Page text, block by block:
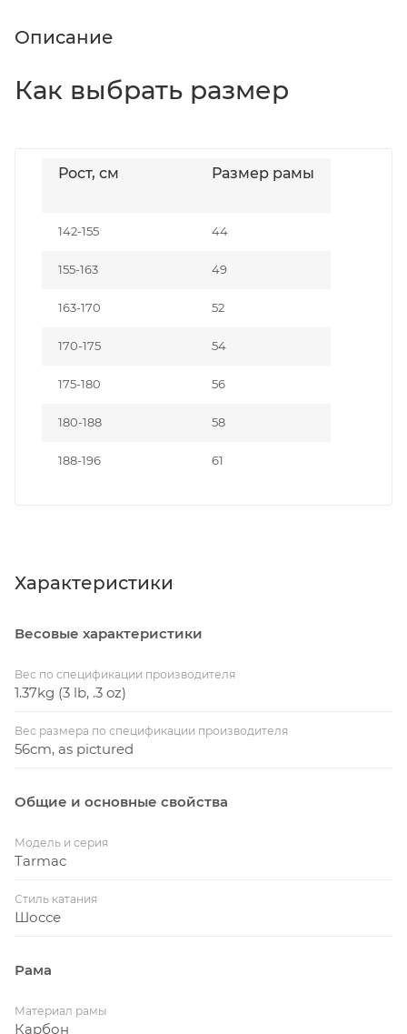
Описание
Как выбрать размер
Рост, см Размер рамы
142-155 44
155-163 49
163-170 52
170-175 54
175-180 56
180-188 58
188-196 61
Характеристики
Весовые характеристики
Вес по спецификации производителя
1.37kg (3 lb, .3 oz)
Вес размера по спецификации производителя
56cm, as pictured
Общие и основные свойства
Модель и серия
Tarmac
Стиль катания
Шоссе
Рама
Материал рамы
Карбон